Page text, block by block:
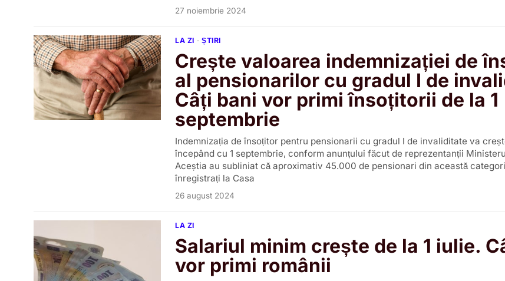
27 noiembrie 2024
LA ZI · ȘTIRI
Crește valoarea indemnizației de
al pensionarilor cu gradul I de
Câți bani vor primi însoțitorii de la 1
septembrie
Indemnizația de însoțitor pentru pensionarii cu gradul I de invaliditate va
începând cu 1 septembrie, conform anunțului făcut de reprezentanții
Aceștia au subliniat că aproximativ 45.000 de pensionari din această
înregistrați la Casa
26 august 2024
LA ZI
Salariul minim crește de la 1 iulie.
vor primi românii